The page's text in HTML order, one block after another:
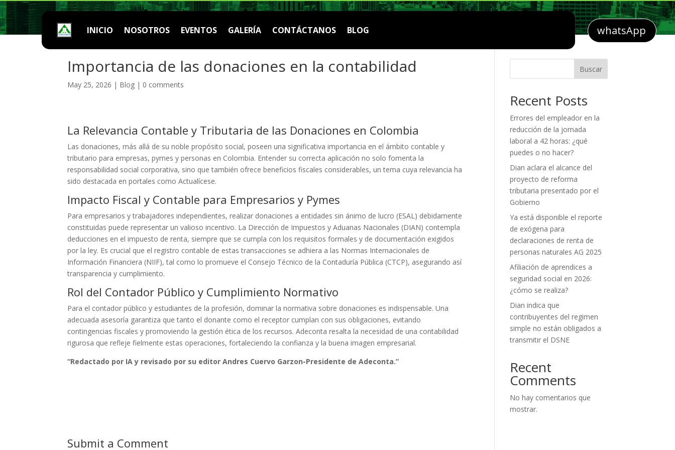
INICIO NOSOTROS EVENTOS GALERÍA CONTÁCTANOS BLOG whatsApp
Importancia de las donaciones en la contabilidad
May 25, 2026 | Blog | 0 comments
La Relevancia Contable y Tributaria de las Donaciones en Colombia
Las donaciones, más allá de su noble propósito social, poseen una significativa importancia en el ámbito contable y
tributario para empresas, pymes y personas en Colombia. Entender su correcta aplicación no solo fomenta la
responsabilidad social corporativa, sino que también ofrece beneficios fiscales considerables, un tema cuya relevancia ha
sido destacada en portales como Actualícese.
Impacto Fiscal y Contable para Empresarios y Pymes
Para empresarios y trabajadores independientes, realizar donaciones a entidades sin ánimo de lucro (ESAL) debidamente
constituidas puede representar un valioso incentivo. La Dirección de Impuestos y Aduanas Nacionales (DIAN) contempla
deducciones en el impuesto de renta, siempre que se cumpla con los requisitos formales y de documentación exigidos
por la ley. Es crucial que el registro contable de estas transacciones se adhiera a las Normas Internacionales de
Información Financiera (NIIF), tal como lo promueve el Consejo Técnico de la Contaduría Pública (CTCP), asegurando así
transparencia y cumplimiento.
Rol del Contador Público y Cumplimiento Normativo
Para el contador público y estudiantes de la profesión, dominar la normativa sobre donaciones es indispensable. Una
adecuada asesoría garantiza que tanto el donante como el receptor cumplan con sus obligaciones, evitando
contingencias fiscales y promoviendo la gestión ética de los recursos. Adeconta resalta la necesidad de una contabilidad
rigurosa que refleje fielmente estas operaciones, fortaleciendo la confianza y la buena imagen empresarial.
“Redactado por IA y revisado por su editor Andres Cuervo Garzon-Presidente de Adeconta.”
Submit a Comment
Buscar
Recent Posts
Errores del empleador en la
reducción de la jornada
laboral a 42 horas: ¿qué
puedes o no hacer?
Dian aclara el alcance del
proyecto de reforma
tributaria presentado por el
Gobierno
Ya está disponible el reporte
de exógena para
declaraciones de renta de
personas naturales AG 2025
Afiliación de aprendices a
seguridad social en 2026:
¿cómo se realiza?
Dian indica que
contribuyentes del regimen
simple no están obligados a
transmitir el DSNE
Recent
Comments
No hay comentarios que
mostrar.